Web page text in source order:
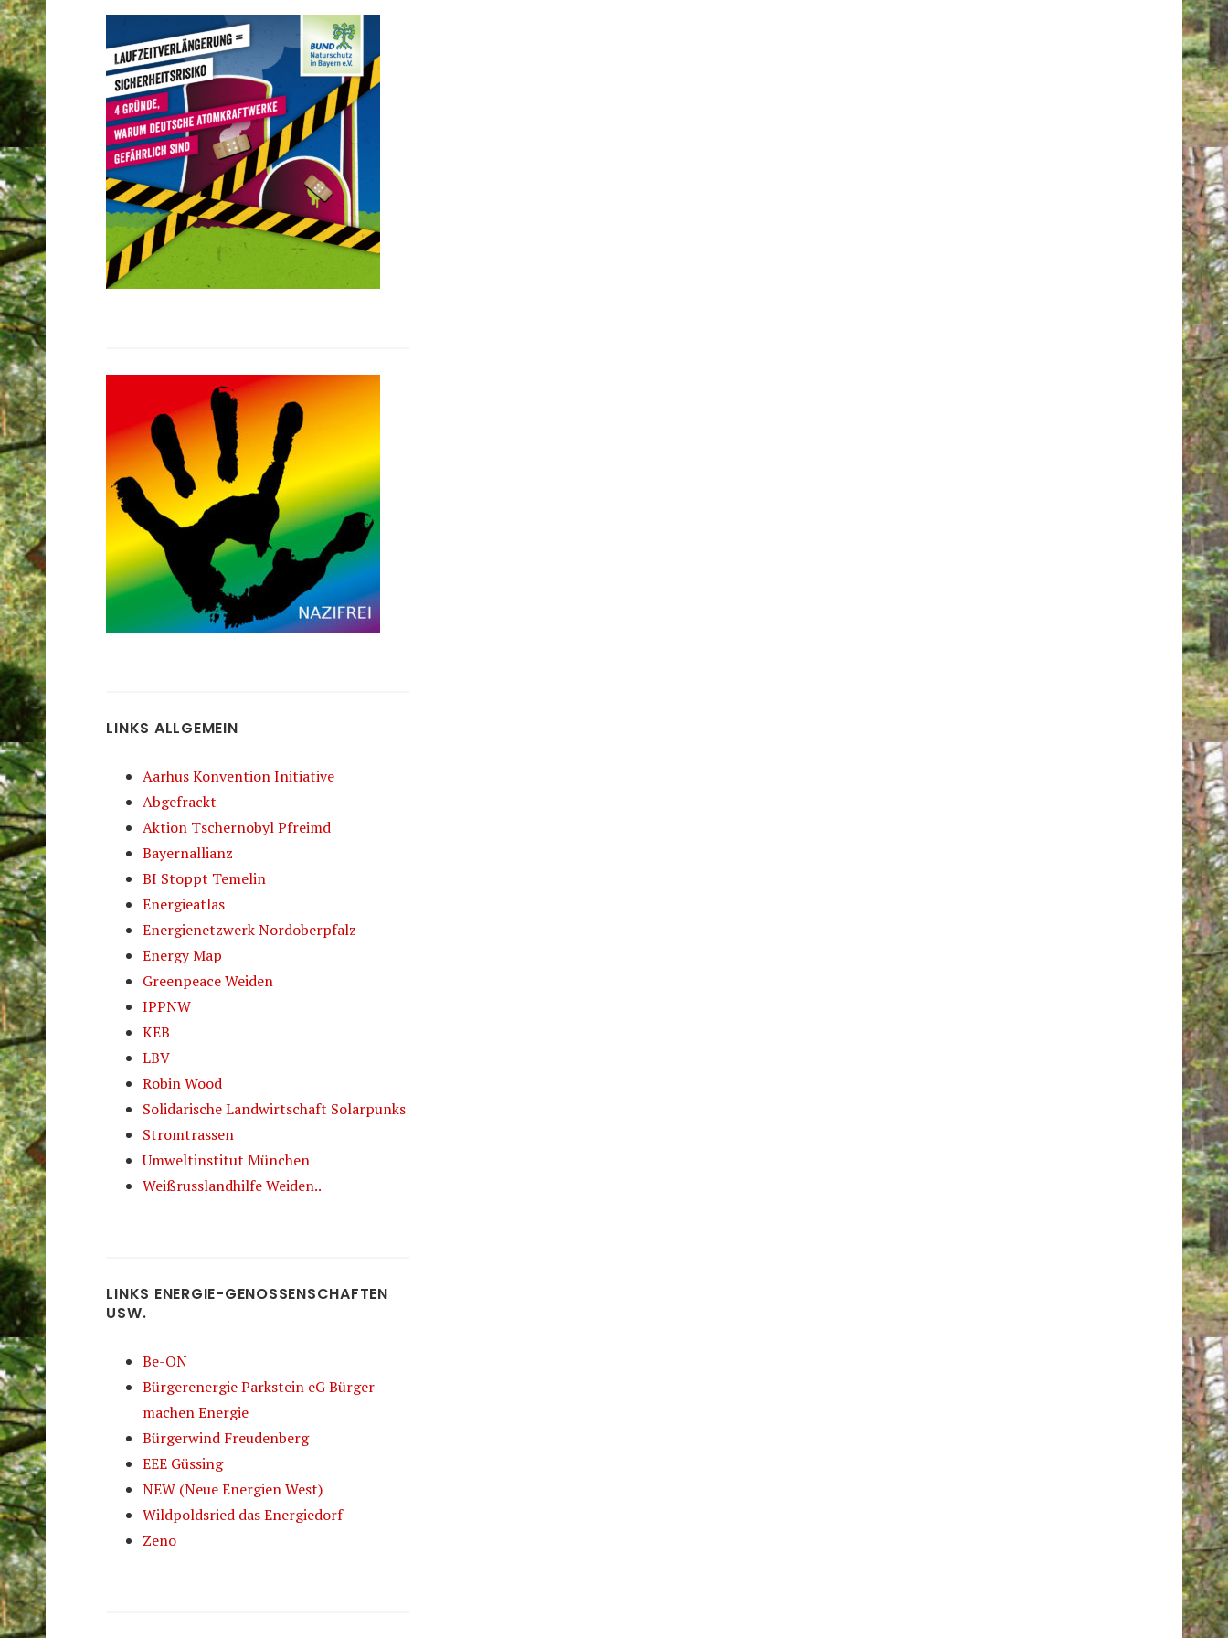
LINKS ALLGEMEIN
Aarhus Konvention Initiative
Abgefrackt
Aktion Tschernobyl Pfreimd
Bayernallianz
BI Stoppt Temelin
Energieatlas
Energienetzwerk Nordoberpfalz
Energy Map
Greenpeace Weiden
IPPNW
KEB
LBV
Robin Wood
Solidarische Landwirtschaft Solarpunks
Stromtrassen
Umweltinstitut München
Weißrusslandhilfe Weiden..
LINKS ENERGIE-GENOSSENSCHAFTEN
USW.
Be-ON
Bürgerenergie Parkstein eG Bürger
machen Energie
Bürgerwind Freudenberg
EEE Güssing
NEW (Neue Energien West)
Wildpoldsried das Energiedorf
Zeno